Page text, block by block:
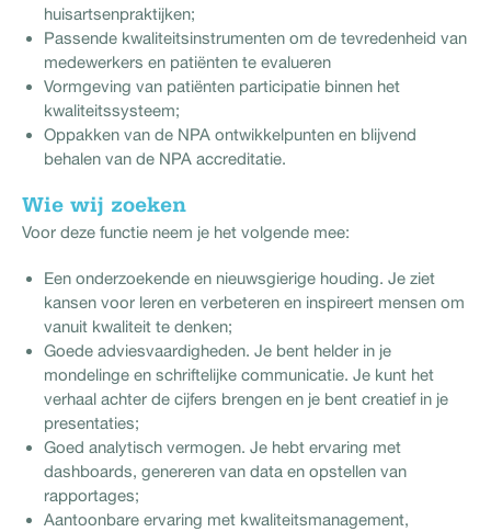
huisartsenpraktijken;
Passende kwaliteitsinstrumenten om de tevredenheid van
medewerkers en patiënten te evalueren
Vormgeving van patiënten participatie binnen het
kwaliteitssysteem;
Oppakken van de NPA ontwikkelpunten en blijvend
behalen van de NPA accreditatie.
Wie wij zoeken
Voor deze functie neem je het volgende mee:
Een onderzoekende en nieuwsgierige houding. Je ziet
kansen voor leren en verbeteren en inspireert mensen om
vanuit kwaliteit te denken;
Goede adviesvaardigheden. Je bent helder in je
mondelinge en schriftelijke communicatie. Je kunt het
verhaal achter de cijfers brengen en je bent creatief in je
presentaties;
Goed analytisch vermogen. Je hebt ervaring met
dashboards, genereren van data en opstellen van
rapportages;
Aantoonbare ervaring met kwaliteitsmanagement,